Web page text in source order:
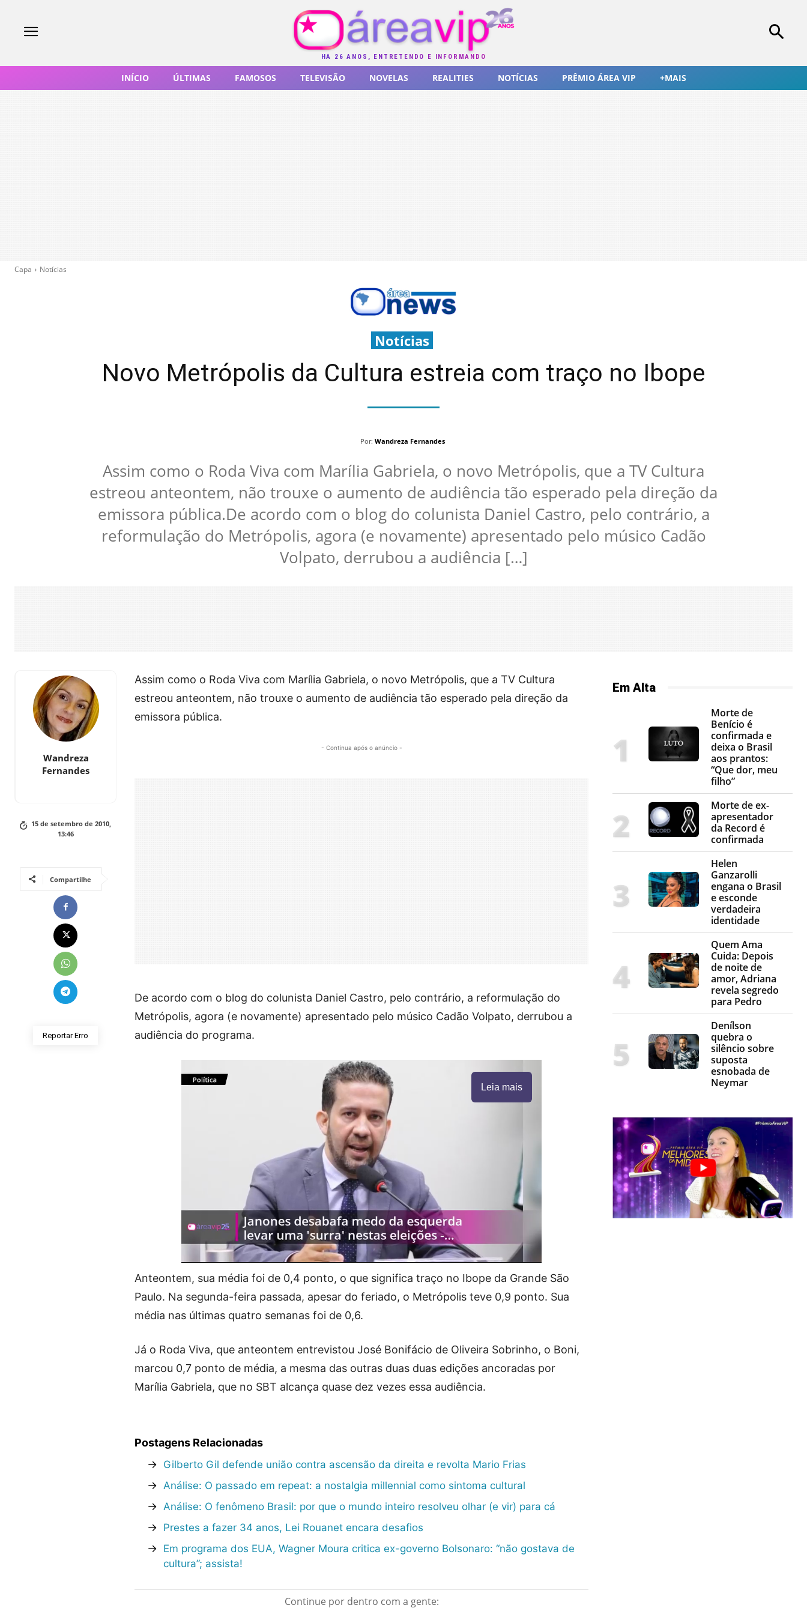
HÁ 26 ANOS, ENTRETENDO E INFORMANDO
INÍCIO ÚLTIMAS FAMOSOS TELEVISÃO NOVELAS REALITIES NOTÍCIAS PRÊMIO ÁREA VIP +MAIS
Capa Notícias
Notícias
Novo Metrópolis da Cultura estreia com traço no Ibope
Por: Wandreza Fernandes
Assim como o Roda Viva com Marília Gabriela, o novo Metrópolis, que a TV Cultura
estreou anteontem, não trouxe o aumento de audiência tão esperado pela direção da
emissora pública.De acordo com o blog do colunista Daniel Castro, pelo contrário, a
reformulação do Metrópolis, agora (e novamente) apresentado pelo músico Cadão
Volpato, derrubou a audiência […]
Wandreza
Fernandes
15 de setembro de 2010,
13:46
Compartilhe
Reportar Erro
Assim como o Roda Viva com Marília Gabriela, o novo Metrópolis, que a TV Cultura
estreou anteontem, não trouxe o aumento de audiência tão esperado pela direção da
emissora pública.
- Continua após o anúncio -
De acordo com o blog do colunista Daniel Castro, pelo contrário, a reformulação do
Metrópolis, agora (e novamente) apresentado pelo músico Cadão Volpato, derrubou a
audiência do programa.
Leia mais
Anteontem, sua média foi de 0,4 ponto, o que significa traço no Ibope da Grande São
Paulo. Na segunda-feira passada, apesar do feriado, o Metrópolis teve 0,9 ponto. Sua
média nas últimas quatro semanas foi de 0,6.
Já o Roda Viva, que anteontem entrevistou José Bonifácio de Oliveira Sobrinho, o Boni,
marcou 0,7 ponto de média, a mesma das outras duas duas edições ancoradas por
Marília Gabriela, que no SBT alcança quase dez vezes essa audiência.
Postagens Relacionadas
→ Gilberto Gil defende união contra ascensão da direita e revolta Mario Frias
→ Análise: O passado em repeat: a nostalgia millennial como sintoma cultural
→ Análise: O fenômeno Brasil: por que o mundo inteiro resolveu olhar (e vir) para cá
→ Prestes a fazer 34 anos, Lei Rouanet encara desafios
→ Em programa dos EUA, Wagner Moura critica ex-governo Bolsonaro: “não gostava de
cultura”; assista!
Continue por dentro com a gente:
Em Alta
Morte de
Benício é
confirmada e
deixa o Brasil
aos prantos:
“Que dor, meu
filho”
Morte de ex-
apresentador
da Record é
confirmada
Helen
Ganzarolli
engana o Brasil
e esconde
verdadeira
identidade
Quem Ama
Cuida: Depois
de noite de
amor, Adriana
revela segredo
para Pedro
Denílson
quebra o
silêncio sobre
suposta
esnobada de
Neymar